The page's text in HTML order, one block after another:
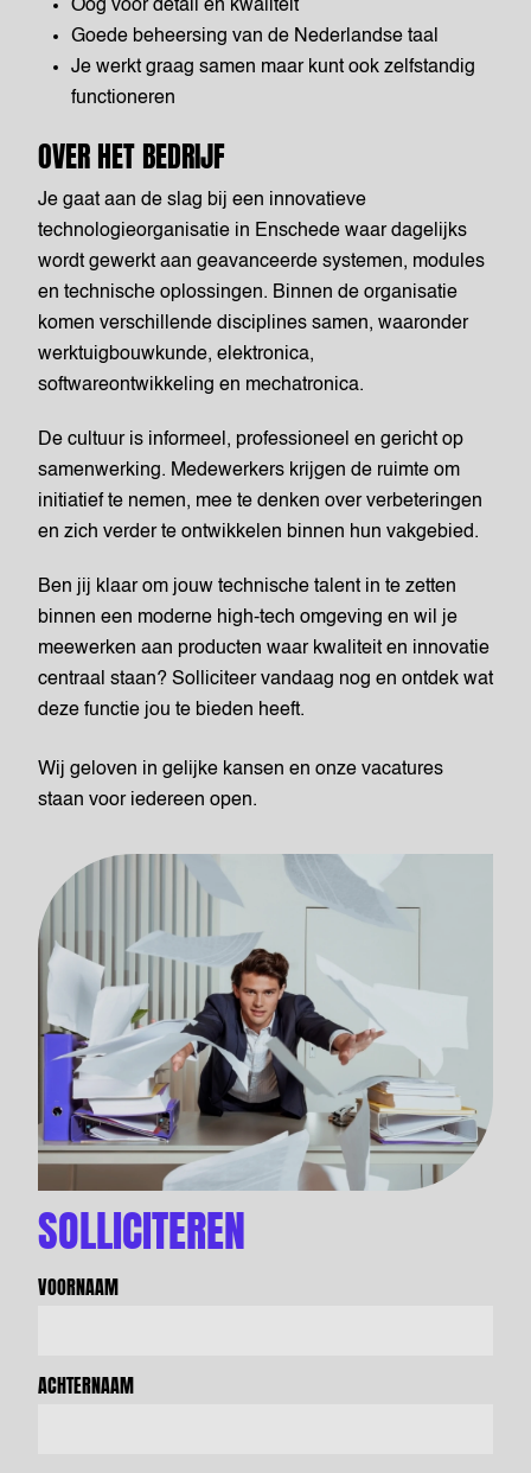
Oog voor detail en kwaliteit
Goede beheersing van de Nederlandse taal
Je werkt graag samen maar kunt ook zelfstandig
functioneren
OVER HET BEDRIJF
Je gaat aan de slag bij een innovatieve
technologieorganisatie in Enschede waar dagelijks
wordt gewerkt aan geavanceerde systemen, modules
en technische oplossingen. Binnen de organisatie
komen verschillende disciplines samen, waaronder
werktuigbouwkunde, elektronica,
softwareontwikkeling en mechatronica.
De cultuur is informeel, professioneel en gericht op
samenwerking. Medewerkers krijgen de ruimte om
initiatief te nemen, mee te denken over verbeteringen
en zich verder te ontwikkelen binnen hun vakgebied.
Ben jij klaar om jouw technische talent in te zetten
binnen een moderne high-tech omgeving en wil je
meewerken aan producten waar kwaliteit en innovatie
centraal staan? Solliciteer vandaag nog en ontdek wat
deze functie jou te bieden heeft.
Wij geloven in gelijke kansen en onze vacatures
staan voor iedereen open.
SOLLICITEREN
VOORNAAM
ACHTERNAAM